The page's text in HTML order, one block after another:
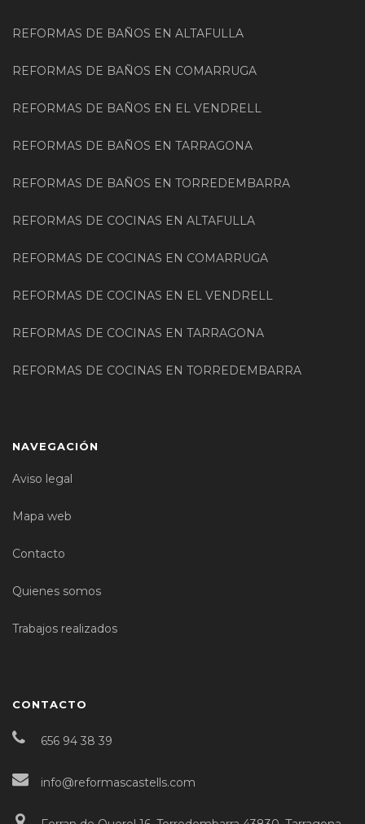
REFORMAS DE BAÑOS EN ALTAFULLA
REFORMAS DE BAÑOS EN COMARRUGA
REFORMAS DE BAÑOS EN EL VENDRELL
REFORMAS DE BAÑOS EN TARRAGONA
REFORMAS DE BAÑOS EN TORREDEMBARRA
REFORMAS DE COCINAS EN ALTAFULLA
REFORMAS DE COCINAS EN COMARRUGA
REFORMAS DE COCINAS EN EL VENDRELL
REFORMAS DE COCINAS EN TARRAGONA
REFORMAS DE COCINAS EN TORREDEMBARRA
NAVEGACIÓN
Aviso legal
Mapa web
Contacto
Quienes somos
Trabajos realizados
CONTACTO
656 94 38 39
info@reformascastells.com